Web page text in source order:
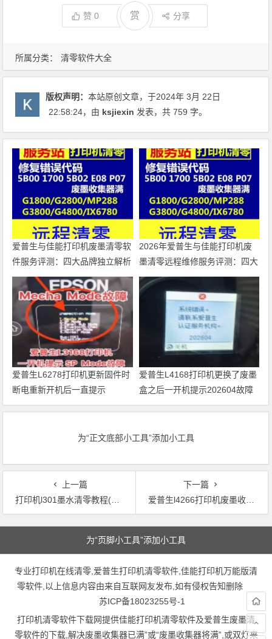
所属分类： 清零软件大全
赞0 赏 分享
版权声明：本站原创文章，于2024年 3月 22日
22:58:24，由 ksjiexin 发表，共 759 字。
爱普生与佳能打印机废墨清零软
件服务评测：四大品牌独立解析
2026年爱普生与佳能打印机废
墨清零远程维修服务评测：四大
品牌独立解析
爱普生L6278打印机更新固件时
断电重新开机后一直提示
Recovery Mode故障
爱普生L4168打印机更换了废墨
盒之后一开机提示202604故障
代码维修
为“正文底部小工具”添加小工具
上一篇
打印机l301墨水清零教程(「L301打印机」墨水清零教程分享)
下一篇
爱普生l4266打印机废墨收集垫怎么清零(爱普生L4266打印机废墨收集垫清零教程)
文章导航
为“页脚小工具”添加小工具
专业打印机在线清零,爱普生打印机清零软件,佳能打印机万能版清
零软件,以上信息内容由来自互联网友发布,如有侵权告知删除
苏ICP备18023255号-1
打印机清零软件下载网提供佳能打印机清零软件及爱普生废墨清
零软件的下载,解决废墨收集器已满”或“废墨收集器将满”,或双灯来